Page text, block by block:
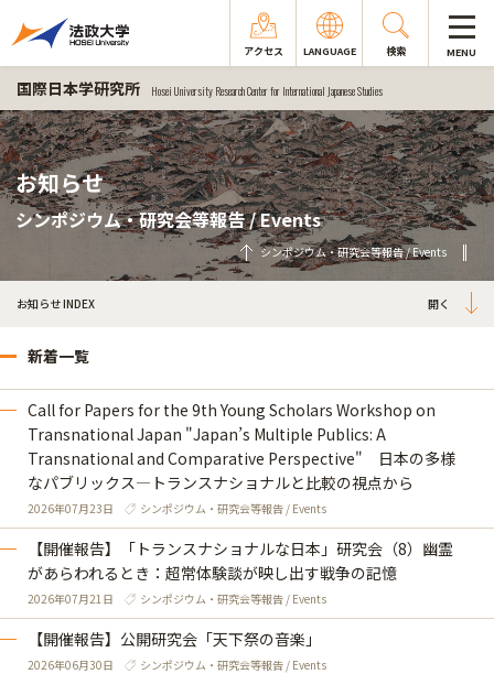
アクセス LANGUAGE 検索 MENU
国際日本学研究所 Hosei University Research Center for International Japanese Studies
お知らせ
シンポジウム・研究会等報告 / Events
シンポジウム・研究会等報告 / Events
お知らせ INDEX
新着一覧
Call for Papers for the 9th Young Scholars Workshop on
Transnational Japan "Japan’s Multiple Publics: A
Transnational and Comparative Perspective" 日本の多様
なパブリックス―トランスナショナルと比較の視点から
2026年07月23日 シンポジウム・研究会等報告 / Events
【開催報告】「トランスナショナルな日本」研究会（8）幽霊
があらわれるとき：超常体験談が映し出す戦争の記憶
2026年07月21日 シンポジウム・研究会等報告 / Events
【開催報告】公開研究会「天下祭の音楽」
2026年06月30日 シンポジウム・研究会等報告 / Events